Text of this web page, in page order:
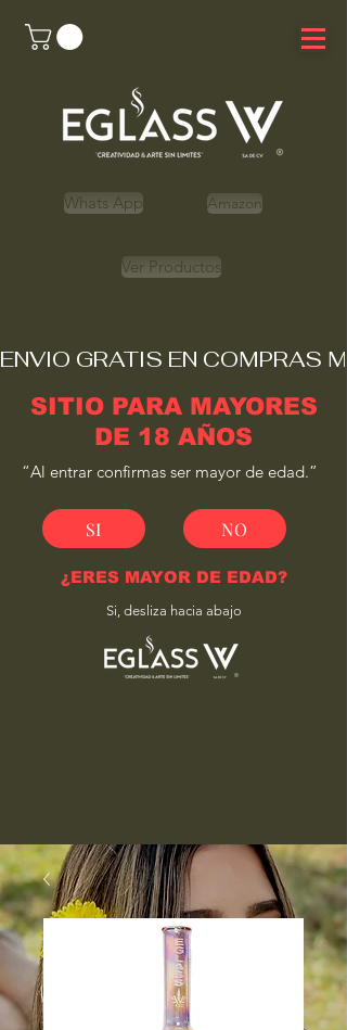
Ver Productos
ENVIO GRATIS EN COMPRAS
SITIO PARA MAYORES
DE 18 AÑOS
“Al entrar confirmas ser mayor de edad.”
SI NO
¿ERES MAYOR DE EDAD?
Si, desliza hacia abajo
Whats App Amazon